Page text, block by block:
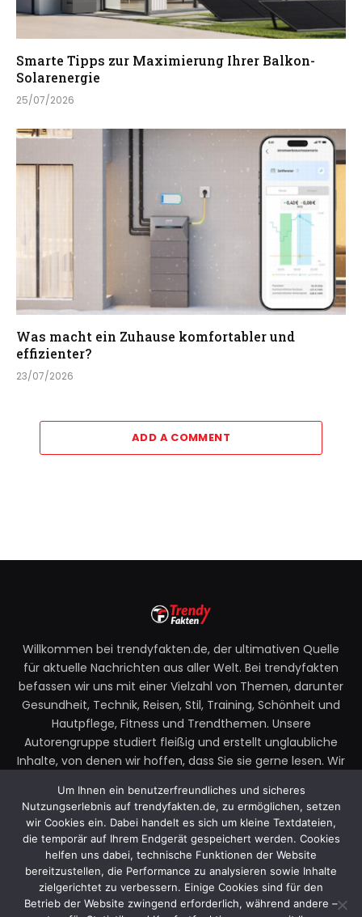
Smarte Tipps zur Maximierung Ihrer Balkon-
Solarenergie
25/07/2026
Was macht ein Zuhause komfortabler und
effizienter?
23/07/2026
ADD A COMMENT
Willkommen bei trendyfakten.de, der ultimativen Quelle
für aktuelle Nachrichten aus aller Welt. Bei trendyfakten
befassen wir uns mit einer Vielzahl von Themen, darunter
Gesundheit, Technik, Reisen, Stil, Training, Schönheit und
Hautpflege, Fitness und Trendthemen. Unsere
Autorengruppe studiert fleißig und erstellt unglaubliche
Inhalte, von denen wir hoffen, dass Sie sie gerne lesen. Wir
Zögern Sie also nicht, uns Ihre Gedanken zu unseren
Beiträgen mitzuteilen.
Email:faktentrendy@gmail.com
Facebook
X InstagramYouTube
Um Ihnen ein benutzerfreundliches und sicheres
Nutzungserlebnis auf trendyfakten.de, zu ermöglichen, setzen
wir Cookies ein. Dabei handelt es sich um kleine Textdateien,
die temporär auf Ihrem Endgerät gespeichert werden. Cookies
helfen uns dabei, technische Funktionen der Website
bereitzustellen, die Performance zu analysieren sowie Inhalte
zielgerichtet zu verbessern. Einige Cookies sind für den
Betrieb der Website zwingend erforderlich, während andere –